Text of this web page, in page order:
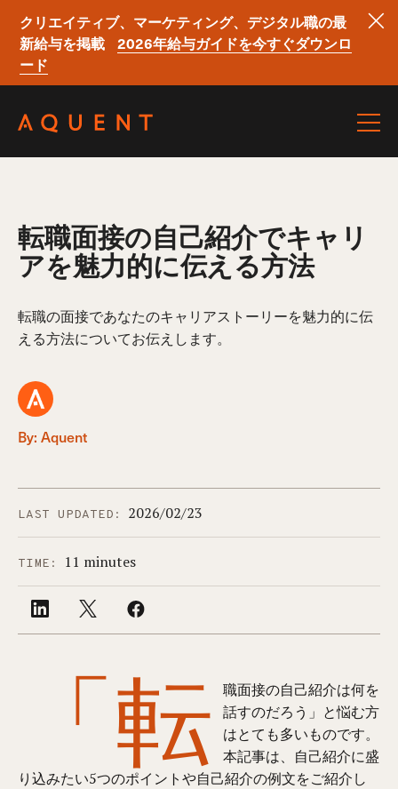
クリエイティブ、マーケティング、デジタル職の最
新給与を掲載
2026年給与ガイドを今すぐダウンロ
ード
転職面接の自己紹介でキャリ
アを魅力的に伝える方法
By: Aquent
転職の面接であなたのキャリアストーリーを魅力的に伝
える方法についてお伝えします。
LAST UPDATED: 2026/02/23
TIME: 11 minutes
「転
職面接の自己紹介は何を
話すのだろう」と悩む方
はとても多いものです。
本記事は、自己紹介に盛
り込みたい5つのポイントや自己紹介の例文をご紹介し